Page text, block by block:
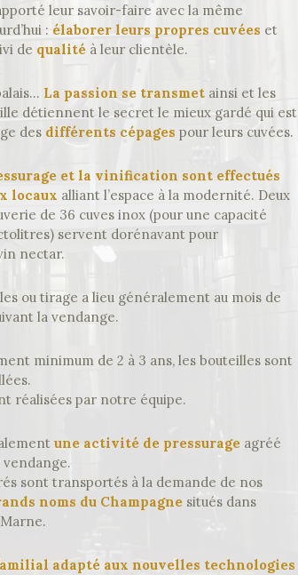
leur savoir-faire avec la même
: élaborer leurs propres cuvées et
de qualité à leur clientèle.
La passion se transmet ainsi et les
détiennent le secret le mieux gardé qui est
des différents cépages pour leurs cuvées.
et la vinification sont effectués
locaux alliant l’espace à la modernité. Deux
de 36 cuves inox (pour une capacité
servent dorénavant pour
nectar.
ou tirage a lieu généralement au mois de
la vendange.
minimum de 2 à 3 ans, les bouteilles sont
réalisées par notre équipe.
une activité de pressurage agréé
sont transportés à la demande de nos
noms du Champagne situés dans
Marne.
adapté aux nouvelles technologies